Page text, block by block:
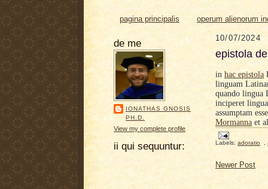
pagina principalis operum alienorum
de me
IONATHAS GNOSIS
PH.D.
View my complete profile
ii qui sequuntur:
10/07/2024
epistola
in hac epistola
linguam
quando lingua
inciperet
assumptam
Mormanna et
Labels: adoratio
Newer Post